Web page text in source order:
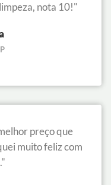
nota 10!"
preço que
muito feliz com